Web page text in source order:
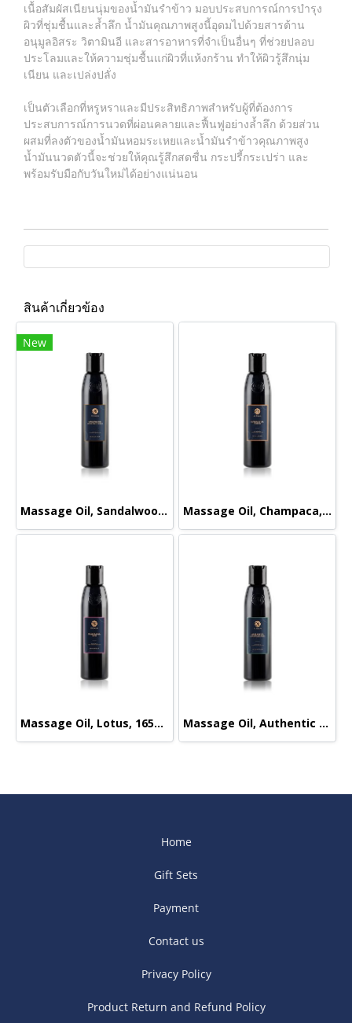
เนื้อสัมผัสเนียนนุ่มของน้ำมันรำข้าว มอบประสบการณ์การบำรุง
ผิวที่ชุ่มชื้นและล้ำลึก น้ำมันคุณภาพสูงนี้อุดมไปด้วยสารต้าน
อนุมูลอิสระ วิตามินอี และสารอาหารที่จำเป็นอื่นๆ ที่ช่วยปลอบ
ประโลมและให้ความชุ่มชื้นแก่ผิวที่แห้งกร้าน ทำให้ผิวรู้สึกนุ่ม
เนียน และเปล่งปลั่ง
เป็นตัวเลือกที่หรูหราและมีประสิทธิภาพสำหรับผู้ที่ต้องการ
ประสบการณ์การนวดที่ผ่อนคลายและฟื้นฟูอย่างล้ำลึก ด้วยส่วน
ผสมที่ลงตัวของน้ำมันหอมระเหยและน้ำมันรำข้าวคุณภาพสูง
น้ำมันนวดตัวนี้จะช่วยให้คุณรู้สึกสดชื่น กระปรี้กระเปร่า และ
พร้อมรับมือกับวันใหม่ได้อย่างแน่นอน
สินค้าเกี่ยวข้อง
New
Massage Oil, Sandalwood-Orange, 165ml. Massage Oil, Champaca, 165ml.
Massage Oil, Lotus, 165ml. Massage Oil, Authentic Signature, 165ml.
Home
Gift Sets
Payment
Contact us
Privacy Policy
Product Return and Refund Policy